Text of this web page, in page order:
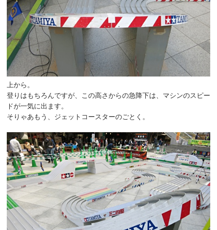
上から。
登りはもちろんですが、この高さからの急降下は、マシンのスピー
ドが一気に出ます。
そりゃあもう、ジェットコースターのごとく。